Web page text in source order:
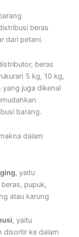
beras
dari petani.
beras
5 kg, 10 kg,
yang juga dikenal
barang.
dalam
, yaitu
pupuk,
atau karung
, yaitu
disortir ke dalam